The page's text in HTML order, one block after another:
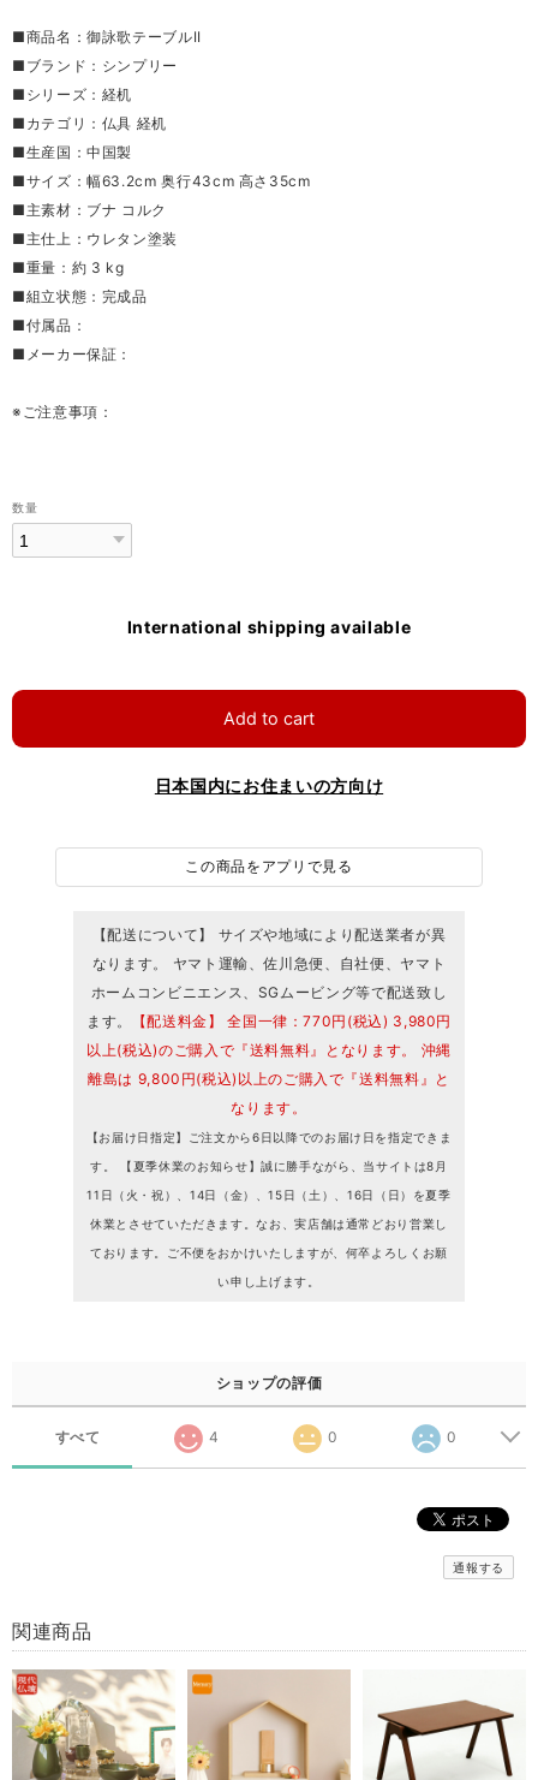
■商品名：御詠歌テーブルII
■ブランド：シンプリー
■シリーズ：経机
■カテゴリ：仏具 経机
■生産国：中国製
■サイズ：幅63.2cm 奥行43cm 高さ35cm
■主素材：ブナ コルク
■主仕上：ウレタン塗装
■重量：約 3 kg
■組立状態：完成品
■付属品：
■メーカー保証：
※ご注意事項：
数量
International shipping available
Add to cart
日本国内にお住まいの方向け
この商品をアプリで見る
【配送について】 サイズや地域により配送業者が異
なります。 ヤマト運輸、佐川急便、自社便、ヤマト
ホームコンビニエンス、SGムービング等で配送致し
ます。
【配送料金】 全国一律：770円(税込) 3,980円
以上(税込)のご購入で『送料無料』となります。 沖縄
離島は 9,800円(税込)以上のご購入で『送料無料』と
なります。
【お届け日指定】ご注文から6日以降でのお届け日を指定できま
す。 【夏季休業のお知らせ】誠に勝手ながら、当サイトは8月
11日（火・祝）、14日（金）、15日（土）、16日（日）を夏季
休業とさせていただきます。なお、実店舗は通常どおり営業し
ております。ご不便をおかけいたしますが、何卒よろしくお願
い申し上げます。
ショップの評価
すべて 4 0 0
通報する
関連商品